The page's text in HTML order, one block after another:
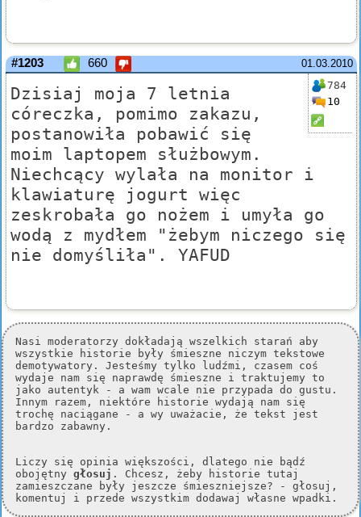
01.03.2010
#1203 660
784
10
Dzisiaj moja 7 letnia
córeczka, pomimo zakazu,
postanowiła pobawić się
moim laptopem służbowym.
Niechcący wylała na monitor i
klawiaturę jogurt więc
zeskrobała go nożem i umyła go
wodą z mydłem "żebym niczego się
nie domyśliła". YAFUD
Nasi moderatorzy dokładają wszelkich starań aby
wszystkie historie były śmieszne niczym tekstowe
demotywatory. Jesteśmy tylko ludźmi, czasem coś
wydaje nam się naprawdę śmieszne i traktujemy to
jako autentyk - a wam wcale nie przypada do gustu.
Innym razem, niektóre historie wydają nam się
trochę naciągane - a wy uważacie, że tekst jest
bardzo zabawny.
Liczy się opinia większości, dlatego nie bądź
obojętny głosuj . Chcesz, żeby historie tutaj
zamieszczane były jeszcze śmieszniejsze? - głosuj,
komentuj i przede wszystkim dodawaj własne wpadki.